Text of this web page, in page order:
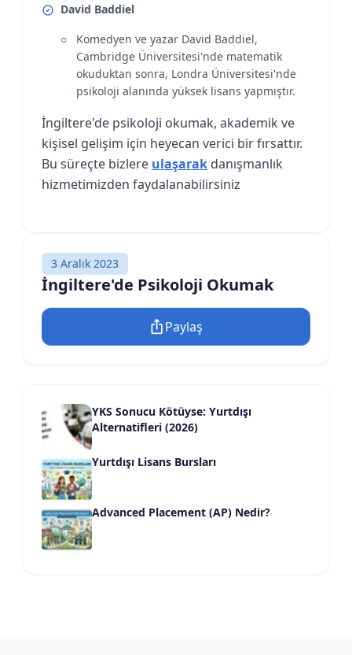
David Baddiel
Komedyen ve yazar David Baddiel,
Cambridge Üniversitesi'nde matematik
okuduktan sonra, Londra Üniversitesi'nde
psikoloji alanında yüksek lisans yapmıştır.
İngiltere'de psikoloji okumak, akademik ve
kişisel gelişim için heyecan verici bir fırsattır.
Bu süreçte bizlere ulaşarak danışmanlık
hizmetimizden faydalanabilirsiniz
3 Aralık 2023
İngiltere'de Psikoloji Okumak
Paylaş
YKS Sonucu Kötüyse: Yurtdışı
Alternatifleri (2026)
Yurtdışı Lisans Bursları
Advanced Placement (AP) Nedir?